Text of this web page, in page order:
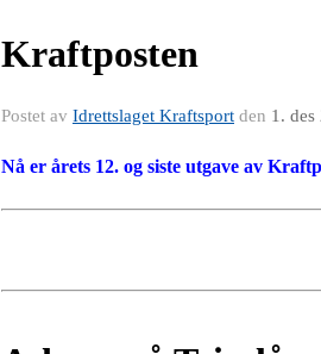
Kraftposten
Postet av Idrettslaget Kraftsport den 1. des
Nå er årets 12. og siste utgave av